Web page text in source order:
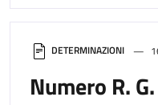
DETERMINAZIONI
Numero R.